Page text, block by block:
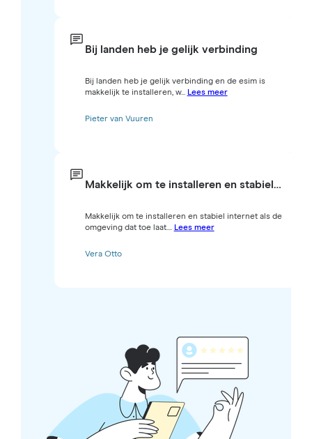
Bij landen heb je gelijk verbinding
Bij landen heb je gelijk verbinding en de esim is
makkelijk te installeren, w... Lees meer
Pieter van Vuuren
Makkelijk om te installeren en stabiel…
Makkelijk om te installeren en stabiel internet als de
omgeving dat toe laat.... Lees meer
Vera Otto